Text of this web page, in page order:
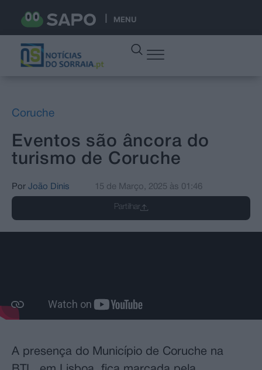
MENU
Coruche
Eventos são âncora do
turismo de Coruche
Por João Dinis 15 de Março, 2025 às 01:46
Partilhar
A presença do Município de Coruche na